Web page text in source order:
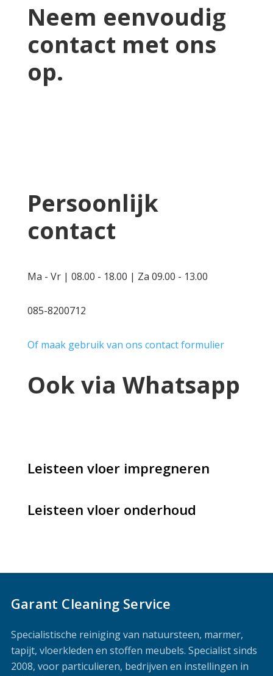
Neem eenvoudig
contact met ons
op.
Persoonlijk
contact
Ma - Vr | 08.00 - 18.00 | Za 09.00 - 13.00
085-8200712
Of maak gebruik van ons contact formulier
Ook via Whatsapp
Leisteen vloer impregneren
Leisteen vloer onderhoud
Garant Cleaning Service
Specialistische reiniging van natuursteen, marmer,
tapijt, vloerkleden en stoffen meubels. Specialist sinds
2008, voor particulieren, bedrijven en instellingen in